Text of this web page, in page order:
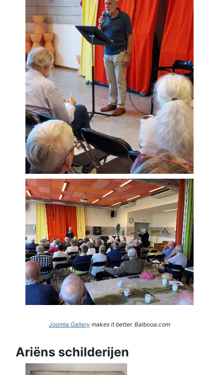
Joomla Gallery makes it better. Balbooa.com
Ariëns schilderijen